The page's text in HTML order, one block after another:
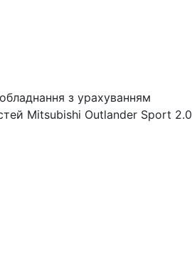
обладнання з урахуванням
Mitsubishi Outlander Sport 2.0